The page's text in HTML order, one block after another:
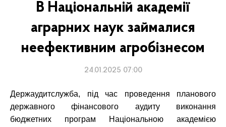
В Національній академії
аграрних наук займалися
неефективним агробізнесом
24.01.2025 07:00
Держаудитслужба, під час проведення планового
державного фінансового аудиту виконання
бюджетних програм Національною академією